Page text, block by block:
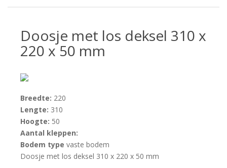
Doosje met los deksel 310 x
220 x 50 mm
Breedte: 220
Lengte: 310
Hoogte: 50
Aantal kleppen:
Bodem type vaste bodem
Doosje met los deksel 310 x 220 x 50 mm